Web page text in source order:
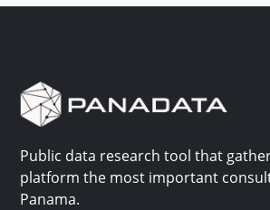
Public data research tool that
platform the most important
Panama.